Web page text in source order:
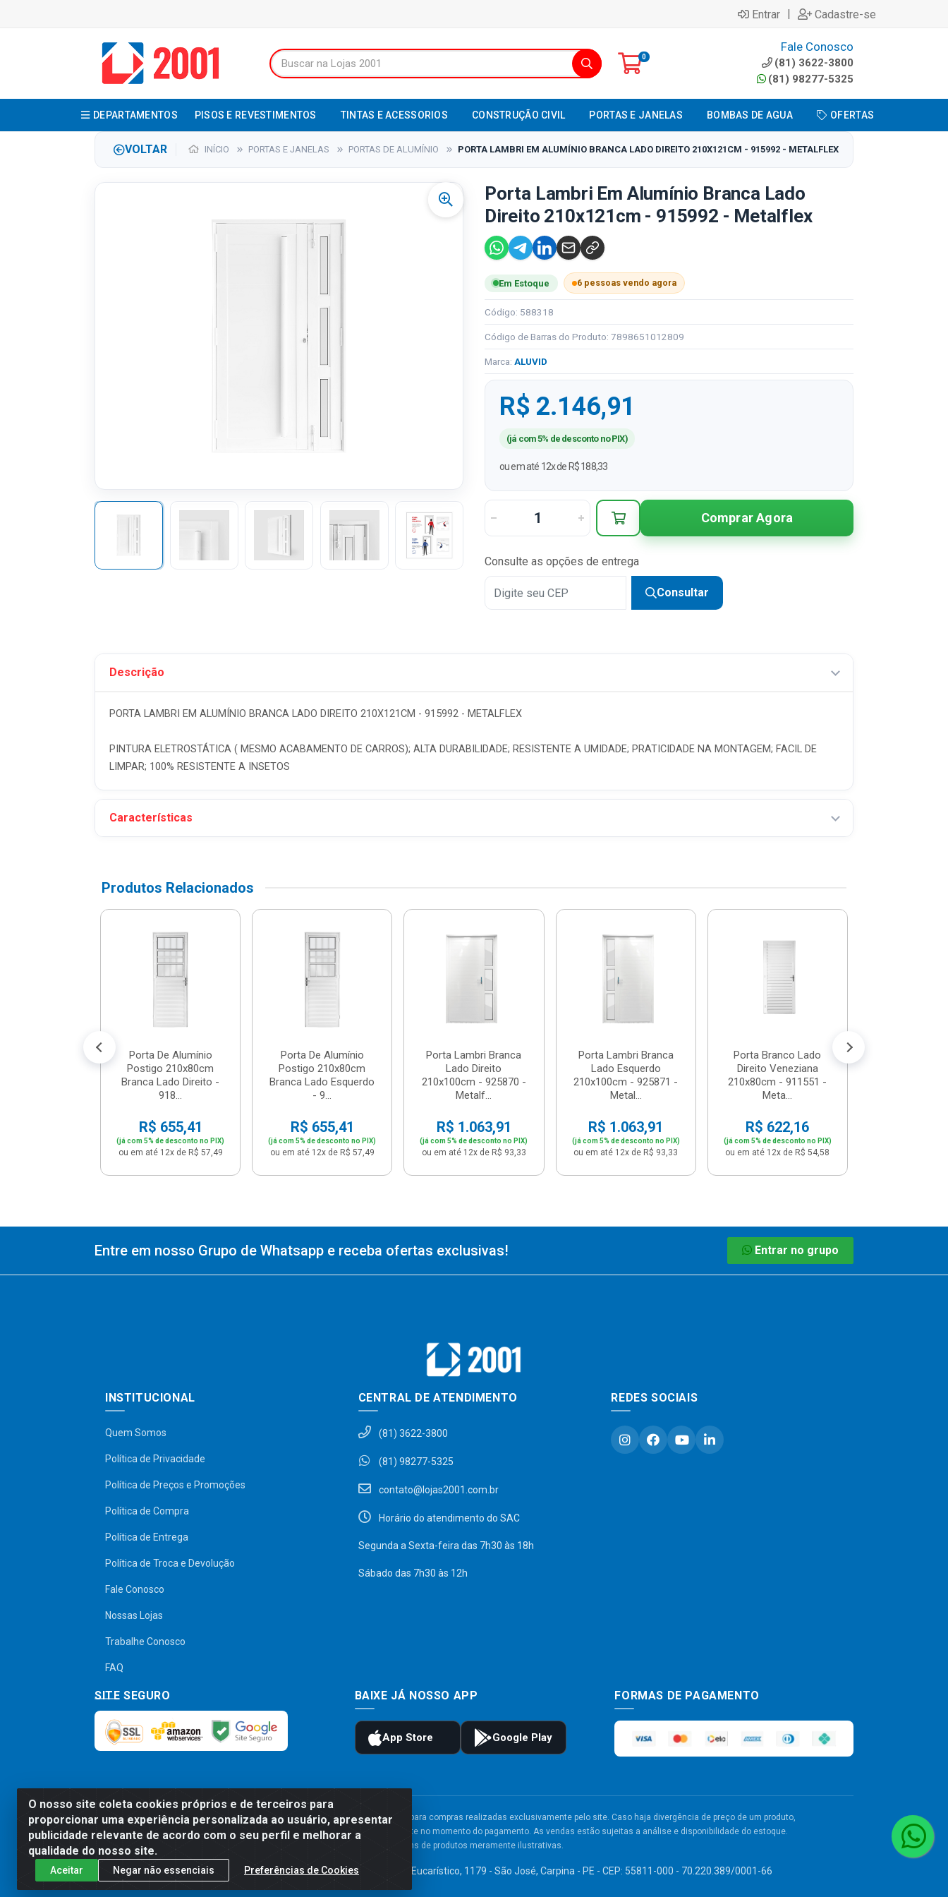
Entrar | Cadastre-se
0
Fale Conosco
(81) 3622-3800
(81) 98277-5325
DEPARTAMENTOS PISOS E REVESTIMENTOS TINTAS E ACESSORIOS CONSTRUÇÃO CIVIL PORTAS E JANELAS BOMBAS DE AGUA OFERTAS
VOLTAR INÍCIO PORTAS E JANELAS PORTAS DE ALUMÍNIO PORTA LAMBRI EM ALUMÍNIO BRANCA LADO DIREITO 210X121CM - 915992 - METALFLEX
Porta Lambri Em Alumínio Branca Lado
Direito 210x121cm - 915992 - Metalflex
Em Estoque 6 pessoas vendo agora
Código: 588318
Código de Barras do Produto: 7898651012809
Marca: ALUVID
R$ 2.146,91
(já com 5% de desconto no PIX)
ou em até 12x de R$ 188,33
Comprar Agora
Consulte as opções de entrega
Consultar
Descrição
PORTA LAMBRI EM ALUMÍNIO BRANCA LADO DIREITO 210X121CM - 915992 - METALFLEX
PINTURA ELETROSTÁTICA ( MESMO ACABAMENTO DE CARROS); ALTA DURABILIDADE; RESISTENTE A UMIDADE; PRATICIDADE NA MONTAGEM; FACIL DE
LIMPAR; 100% RESISTENTE A INSETOS
Características
Produtos Relacionados
Porta De Alumínio
Postigo 210x80cm
Branca Lado Direito -
918...
R$ 655,41
(já com 5% de desconto no PIX)
ou em até 12x de R$ 57,49
Porta De Alumínio
Postigo 210x80cm
Branca Lado Esquerdo
- 9...
R$ 655,41
(já com 5% de desconto no PIX)
ou em até 12x de R$ 57,49
Porta Lambri Branca
Lado Direito
210x100cm - 925870 -
Metalf...
R$ 1.063,91
(já com 5% de desconto no PIX)
ou em até 12x de R$ 93,33
Porta Lambri Branca
Lado Esquerdo
210x100cm - 925871 -
Metal...
R$ 1.063,91
(já com 5% de desconto no PIX)
ou em até 12x de R$ 93,33
Porta Branco Lado
Direito Veneziana
210x80cm - 911551 -
Meta...
R$ 622,16
(já com 5% de desconto no PIX)
ou em até 12x de R$ 54,58
O nosso site coleta cookies próprios e de terceiros para
proporcionar uma experiência personalizada ao usuário, apresentar
publicidade relevante de acordo com o seu perfil e melhorar a
qualidade do nosso site.
Aceitar Negar não essenciais Preferências de Cookies
Entre em nosso Grupo de Whatsapp e receba ofertas exclusivas! Entrar no grupo
INSTITUCIONAL
Quem Somos
Política de Privacidade
Política de Preços e Promoções
Política de Compra
Política de Entrega
Política de Troca e Devolução
Fale Conosco
Nossas Lojas
Trabalhe Conosco
FAQ
CENTRAL DE ATENDIMENTO
(81) 3622-3800
(81) 98277-5325
contato@lojas2001.com.br
Horário do atendimento do SAC
Segunda a Sexta-feira das 7h30 às 18h
Sábado das 7h30 às 12h
REDES SOCIAIS
SITE SEGURO BAIXE JÁ NOSSO APP FORMAS DE PAGAMENTO
Preços, promoções, condições de pagamento e frete são válidos para compras realizadas exclusivamente pelo site. Caso haja divergência de preço de um produto,
será válido o preço que for exibido no carrinho de compras do site no momento do pagamento. As vendas estão sujeitas a análise e disponibilidade do estoque.
Imagens de produtos meramente ilustrativas.
Comercial de Construção 2001 LTDA - Av. Congresso Eucarístico, 1179 - São José, Carpina - PE - CEP: 55811-000 - 70.220.389/0001-66